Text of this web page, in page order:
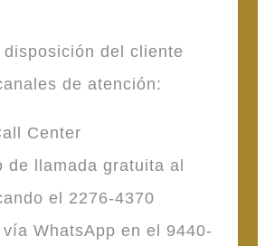
disposición del cliente
de atención:
Center
de llamada gratuita al
el 2276-4370
WhatsApp en el 9440-